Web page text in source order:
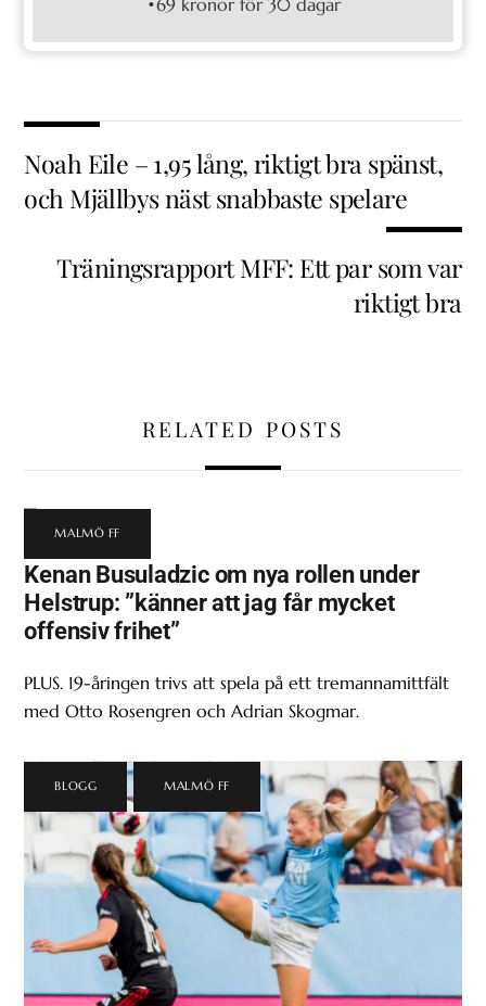
•69 kronor för 30 dagar
Noah Eile – 1,95 lång, riktigt bra spänst,
och Mjällbys näst snabbaste spelare
Träningsrapport MFF: Ett par som var
riktigt bra
RELATED POSTS
MALMÖ FF
Kenan Busuladzic om nya rollen under
Helstrup: ”känner att jag får mycket
offensiv frihet”
PLUS. 19-åringen trivs att spela på ett tremannamittfält
med Otto Rosengren och Adrian Skogmar.
BLOGG MALMÖ FF